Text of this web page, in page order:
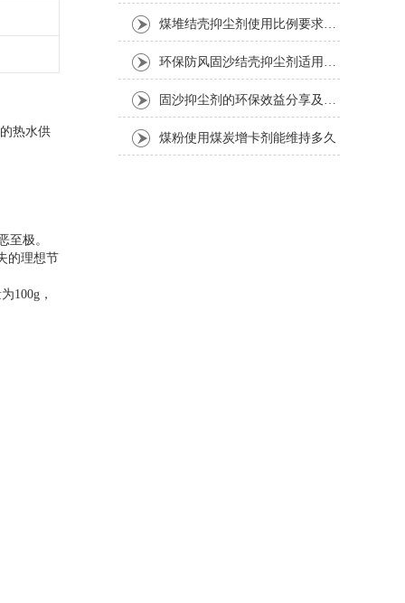
热水供
至极。
的理想节
100g，
煤堆结壳抑尘剂使用比例要求1:100倍
环保防风固沙结壳抑尘剂适用要求
固沙抑尘剂的环保效益分享及其应用考虑因素介绍
煤粉使用煤炭增卡剂能维持多久